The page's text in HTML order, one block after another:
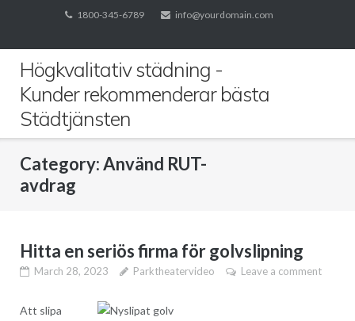
content
1800-345-6789 info@yourdomain.com
Högkvalitativ städning -
Kunder rekommenderar bästa
Städtjänsten
Category:Använd RUT-
avdrag
Hitta en seriös firma för golvslipning
March 28, 2023 Parktheatervideo Leave a comment
Att slipa